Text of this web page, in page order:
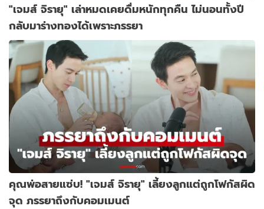
"เจมส์ จิรายุ" เล่าหมดเคยดื่มหนักทุกคืน ไม่นอนทั้งปี
กลับมาร่างทองได้เพราะภรรยา
คุณพ่อสายแซ่บ! "เจมส์ จิรายุ" เลี้ยงลูกแต่ถูกโฟกัสผิด
จุด ภรรยาถึงกับคอมเมนต์